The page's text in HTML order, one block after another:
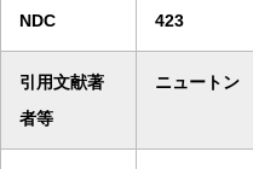
NDC 423
引用文献著
者等
ニュートン